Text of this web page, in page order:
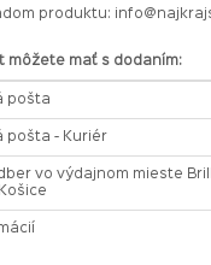
produktu:
môžete mať s dodaním:
pošta
pošta - Kuriér
vo výdajnom mieste